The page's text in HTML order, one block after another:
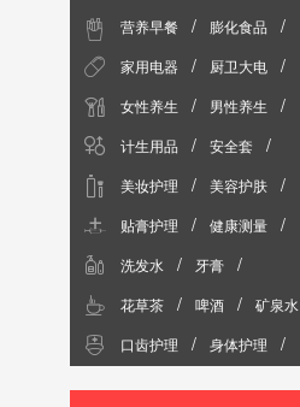
宠物用品营养早餐 / 膨化食品 /
巧克力家用电器 / 厨卫大电 /
厨房小电女性养生 / 男性养生 /
中老年养生计生用品 / 安全套 /
成人纸尿裤美妆护理 / 美容护肤 /
男士护肤贴膏护理 / 健康测量 /
辅助治疗洗发水 / 牙膏 /
清洁工具花草茶 / 啤酒 / 矿泉水
口齿护理 / 身体护理 /
季节性用品